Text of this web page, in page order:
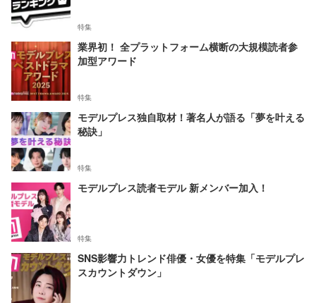
特集
業界初！ 全プラットフォーム横断の大規模読者参
加型アワード
特集
モデルプレス独自取材！著名人が語る「夢を叶える
秘訣」
特集
モデルプレス読者モデル 新メンバー加入！
特集
SNS影響力トレンド俳優・女優を特集「モデルプレ
スカウントダウン」